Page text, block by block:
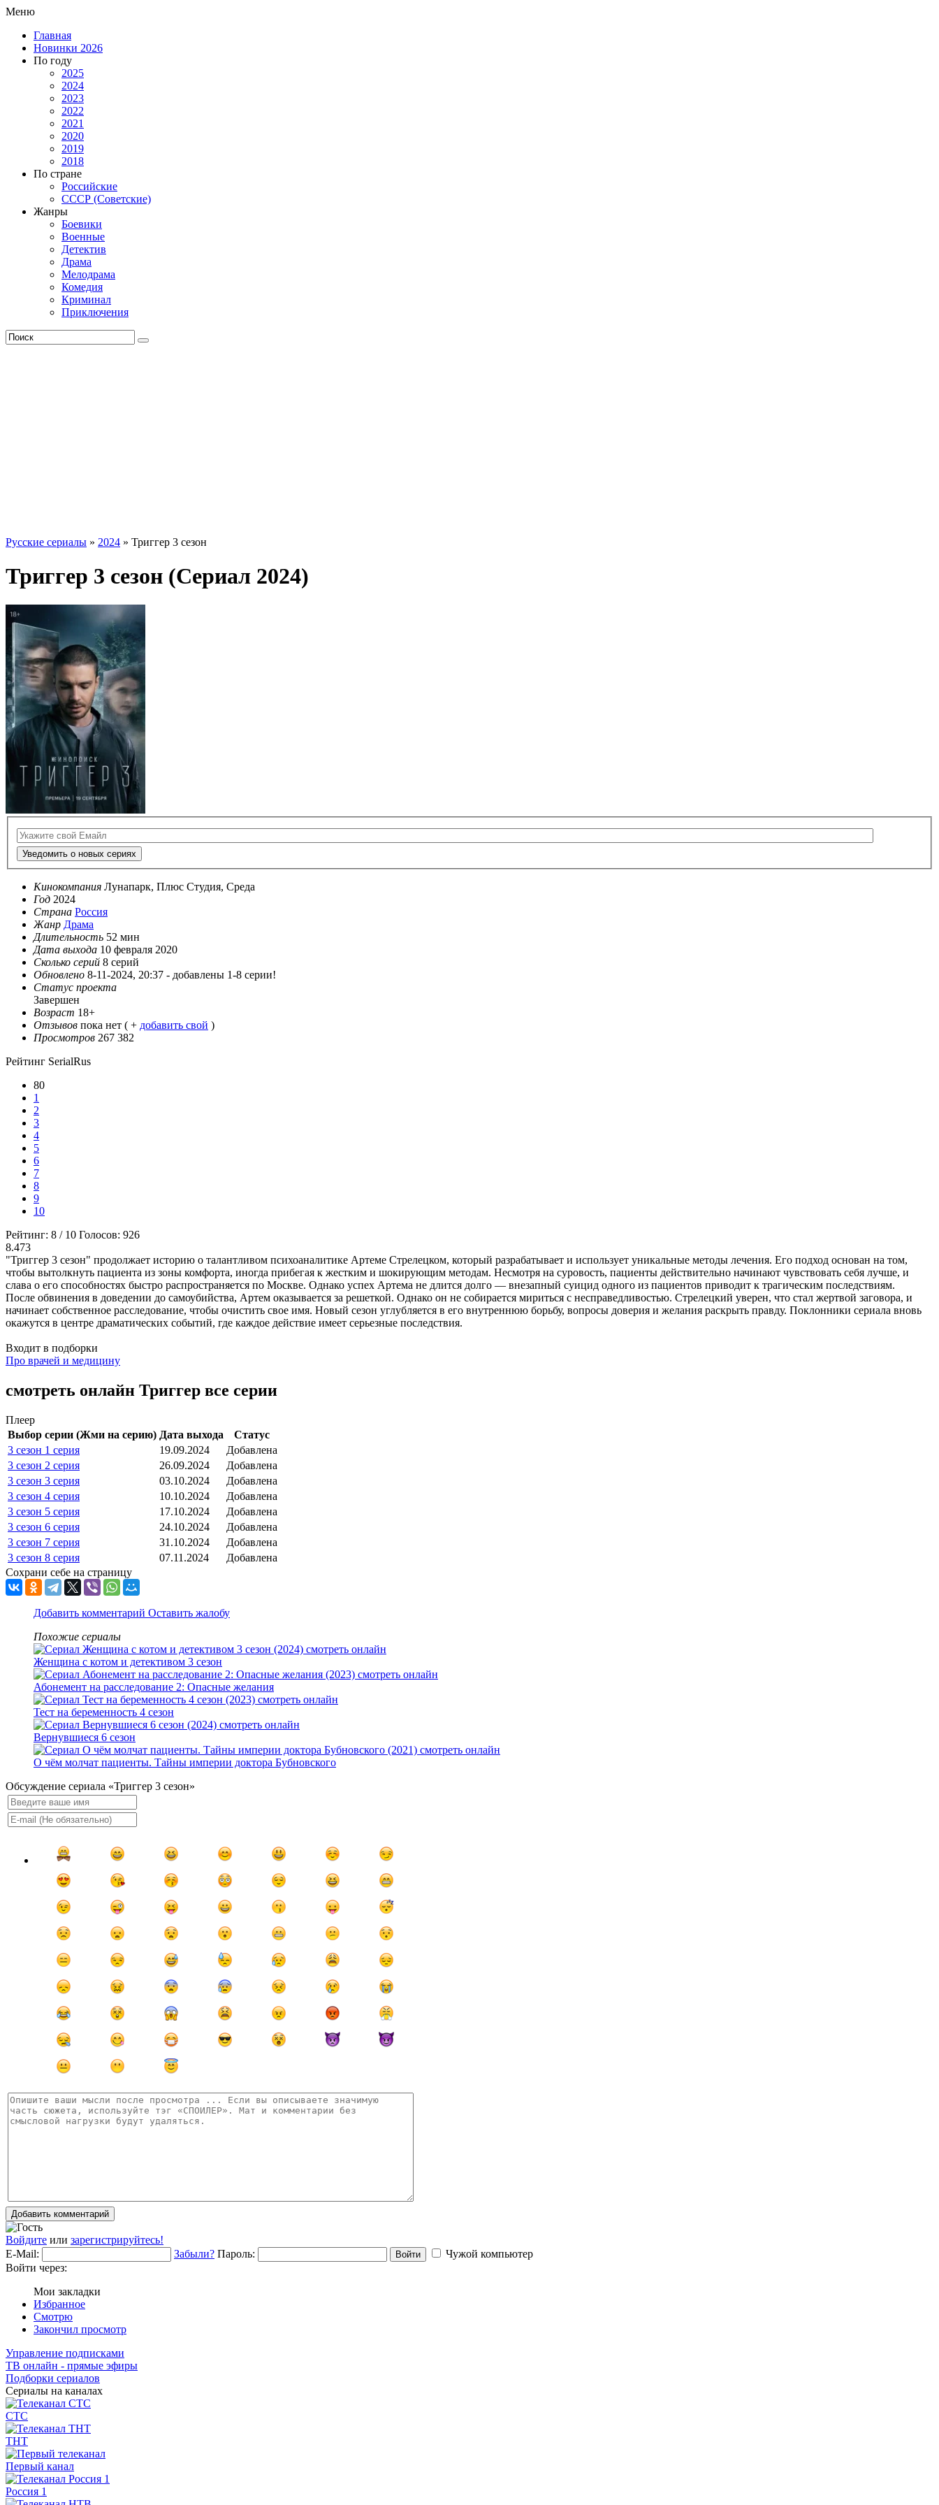
Меню
Главная
Новинки 2026
По году
2025
2024
2023
2022
2021
2020
2019
2018
По стране
Российские
СССР (Советские)
Жанры
Боевики
Военные
Детектив
Драма
Мелодрама
Комедия
Криминал
Приключения
Русские сериалы » 2024 » Триггер 3 сезон
Триггер 3 сезон (Сериал 2024)
Уведомить о новых сериях
Кинокомпания Лунапарк, Плюс Студия, Среда
Год 2024
Страна Россия
Жанр Драма
Длительность 52 мин
Дата выхода 10 февраля 2020
Сколько серий 8 серий
Обновлено 8-11-2024, 20:37 - добавлены 1-8 серии!
Статус проекта
Завершен
Возраст 18+
Отзывов пока нет ( + добавить свой )
Просмотров 267 382
Рейтинг SerialRus
80
1
2
3
4
5
6
7
8
9
10
Рейтинг: 8 / 10 Голосов: 926
8.473
"Триггер 3 сезон" продолжает историю о талантливом психоаналитике Артеме Стрелецком, который разрабатывает и использует уникальные методы лечения. Его подход основан на том,
чтобы вытолкнуть пациента из зоны комфорта, иногда прибегая к жестким и шокирующим методам. Несмотря на суровость, пациенты действительно начинают чувствовать себя лучше, и
слава о его способностях быстро распространяется по Москве. Однако успех Артема не длится долго — внезапный суицид одного из пациентов приводит к трагическим последствиям.
После обвинения в доведении до самоубийства, Артем оказывается за решеткой. Однако он не собирается мириться с несправедливостью. Стрелецкий уверен, что стал жертвой заговора, и
начинает собственное расследование, чтобы очистить свое имя. Новый сезон углубляется в его внутреннюю борьбу, вопросы доверия и желания раскрыть правду. Поклонники сериала вновь
окажутся в центре драматических событий, где каждое действие имеет серьезные последствия.
Входит в подборки
Про врачей и медицину
смотреть онлайн Триггер все серии
Плеер
Выбор серии (Жми на серию) Дата выхода
Статус
3 сезон 1 серия
19.09.2024
Добавлена
3 сезон 2 серия
26.09.2024
Добавлена
3 сезон 3 серия
03.10.2024
Добавлена
3 сезон 4 серия
10.10.2024
Добавлена
3 сезон 5 серия
17.10.2024
Добавлена
3 сезон 6 серия
24.10.2024
Добавлена
3 сезон 7 серия
31.10.2024
Добавлена
3 сезон 8 серия
07.11.2024
Добавлена
Сохрани себе на страницу
Добавить комментарий Оставить жалобу
Похожие сериалы
Женщина с котом и детективом 3 сезон
Абонемент на расследование 2: Опасные желания
Тест на беременность 4 сезон
Вернувшиеся 6 сезон
О чём молчат пациенты. Тайны империи доктора Бубновского
Обсуждение сериала «Триггер 3 сезон»
Добавить комментарий
Войдите или зарегистрируйтесь!
E-Mail:
Забыли? Пароль: Войти
Чужой компьютер
Войти через:
Мои закладки
Избранное
Смотрю
Закончил просмотр
Управление подписками
ТВ онлайн - прямые эфиры
Подборки сериалов
Сериалы на каналах
СТС
ТНТ
Первый канал
Россия 1